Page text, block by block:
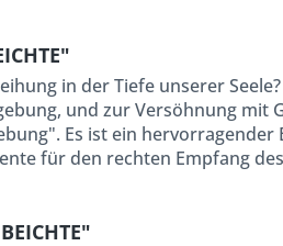
in der Tiefe unserer
und zur Versöhnung
Es ist ein
für den rechten Empfang